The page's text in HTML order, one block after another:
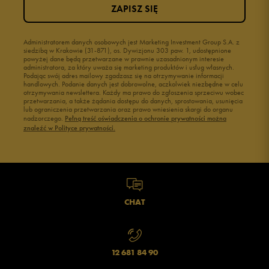
Administratorem danych osobowych jest Marketing Investment Group S.A. z
siedzibą w Krakowie (31-871), os. Dywizjonu 303 paw. 1, udostępnione
powyżej dane będą przetwarzane w prawnie uzasadnionym interesie
administratora, za który uważa się marketing produktów i usług własnych.
Podając swój adres mailowy zgadzasz się na otrzymywanie informacji
handlowych. Podanie danych jest dobrowolne, aczkolwiek niezbędne w celu
otrzymywania newslettera. Każdy ma prawo do zgłoszenia sprzeciwu wobec
przetwarzania, a także żądania dostępu do danych, sprostowania, usunięcia
lub ograniczenia przetwarzania oraz prawo wniesienia skargi do organu
nadzorczego. Pełną treść oświadczenia o ochronie prywatności można
znaleźć w Polityce prywatności.
ZAPISZ SIĘ
CHAT
12 681 84 90